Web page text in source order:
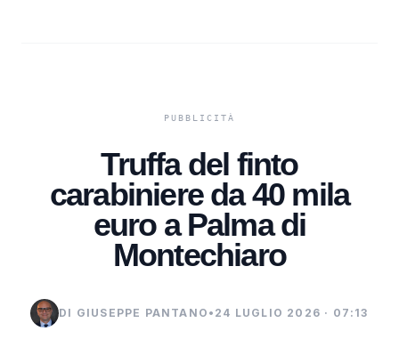
Truffa del finto
carabiniere da 40 mila
euro a Palma di
Montechiaro
DI GIUSEPPE PANTANO • 24 LUGLIO 2026 · 07:13